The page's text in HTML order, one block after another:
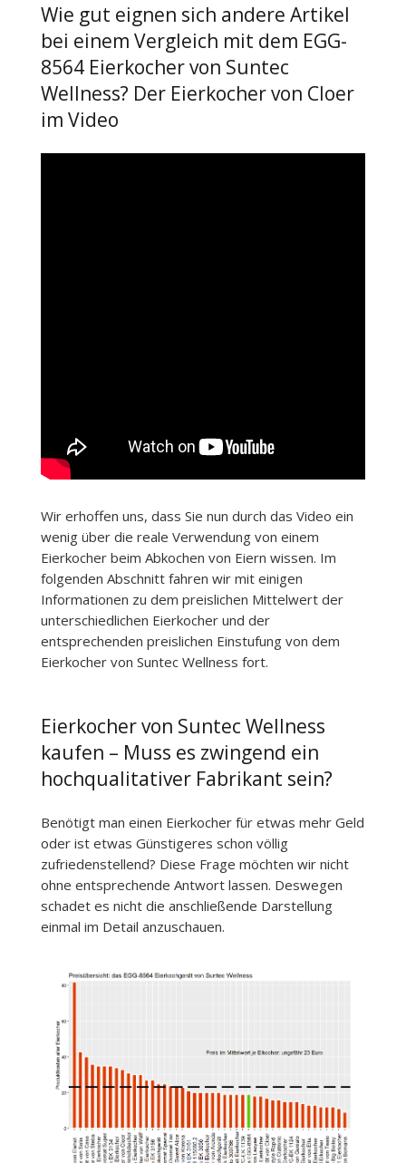
Wie gut eignen sich andere Artikel
bei einem Vergleich mit dem EGG-
8564 Eierkocher von Suntec
Wellness? Der Eierkocher von Cloer
im Video
Wir erhoffen uns, dass Sie nun durch das Video ein
wenig über die reale Verwendung von einem
Eierkocher beim Abkochen von Eiern wissen. Im
folgenden Abschnitt fahren wir mit einigen
Informationen zu dem preislichen Mittelwert der
unterschiedlichen Eierkocher und der
entsprechenden preislichen Einstufung von dem
Eierkocher von Suntec Wellness fort.
Eierkocher von Suntec Wellness
kaufen – Muss es zwingend ein
hochqualitativer Fabrikant sein?
Benötigt man einen Eierkocher für etwas mehr Geld
oder ist etwas Günstigeres schon völlig
zufriedenstellend? Diese Frage möchten wir nicht
ohne entsprechende Antwort lassen. Deswegen
schadet es nicht die anschließende Darstellung
einmal im Detail anzuschauen.